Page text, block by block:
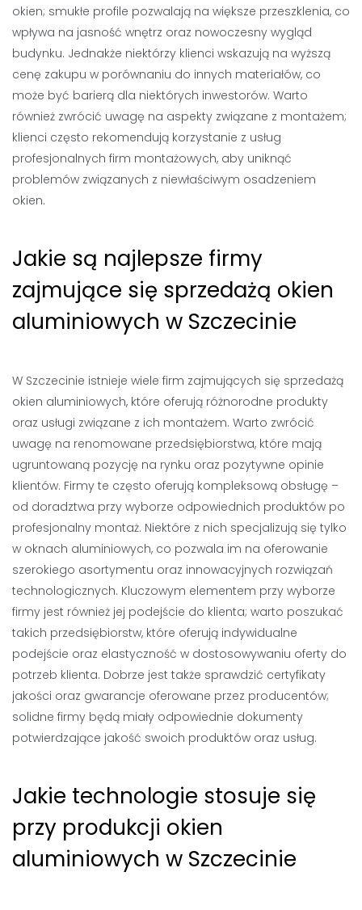
okien; smukłe profile pozwalają na większe przeszklenia, co
wpływa na jasność wnętrz oraz nowoczesny wygląd
budynku. Jednakże niektórzy klienci wskazują na wyższą
cenę zakupu w porównaniu do innych materiałów, co
może być barierą dla niektórych inwestorów. Warto
również zwrócić uwagę na aspekty związane z montażem;
klienci często rekomendują korzystanie z usług
profesjonalnych firm montażowych, aby uniknąć
problemów związanych z niewłaściwym osadzeniem
okien.
Jakie są najlepsze firmy
zajmujące się sprzedażą okien
aluminiowych w Szczecinie
W Szczecinie istnieje wiele firm zajmujących się sprzedażą
okien aluminiowych, które oferują różnorodne produkty
oraz usługi związane z ich montażem. Warto zwrócić
uwagę na renomowane przedsiębiorstwa, które mają
ugruntowaną pozycję na rynku oraz pozytywne opinie
klientów. Firmy te często oferują kompleksową obsługę –
od doradztwa przy wyborze odpowiednich produktów po
profesjonalny montaż. Niektóre z nich specjalizują się tylko
w oknach aluminiowych, co pozwala im na oferowanie
szerokiego asortymentu oraz innowacyjnych rozwiązań
technologicznych. Kluczowym elementem przy wyborze
firmy jest również jej podejście do klienta; warto poszukać
takich przedsiębiorstw, które oferują indywidualne
podejście oraz elastyczność w dostosowywaniu oferty do
potrzeb klienta. Dobrze jest także sprawdzić certyfikaty
jakości oraz gwarancje oferowane przez producentów;
solidne firmy będą miały odpowiednie dokumenty
potwierdzające jakość swoich produktów oraz usług.
Jakie technologie stosuje się
przy produkcji okien
aluminiowych w Szczecinie